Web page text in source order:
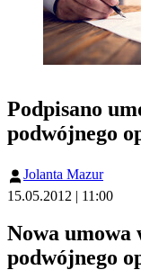
Podpisano
podwójnego
Jolanta Mazur
15.05.2012 | 11:00
Nowa umowa
podwójnego